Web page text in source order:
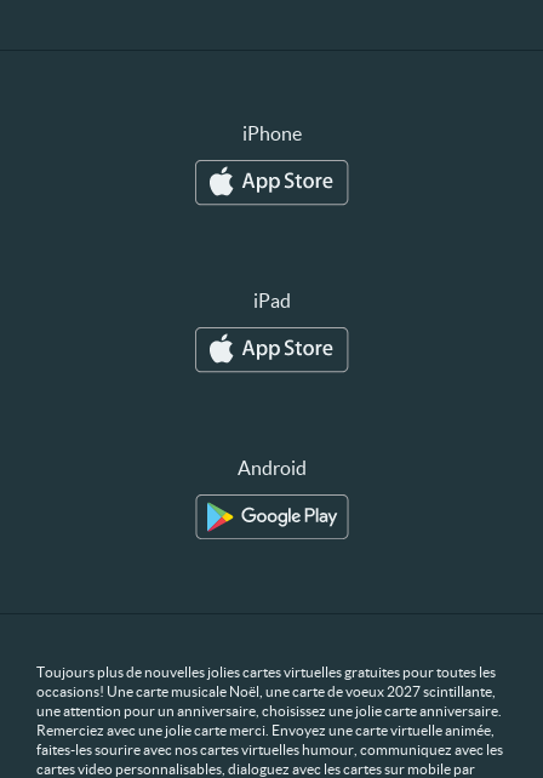
iPhone
iPad
Android
Toujours plus de nouvelles jolies cartes virtuelles gratuites pour toutes les
occasions! Une carte musicale Noël, une carte de voeux 2027 scintillante,
une attention pour un anniversaire, choisissez une jolie carte anniversaire.
Remerciez avec une jolie carte merci. Envoyez une carte virtuelle animée,
faites-les sourire avec nos cartes virtuelles humour, communiquez avec les
cartes video personnalisables, dialoguez avec les cartes sur mobile par